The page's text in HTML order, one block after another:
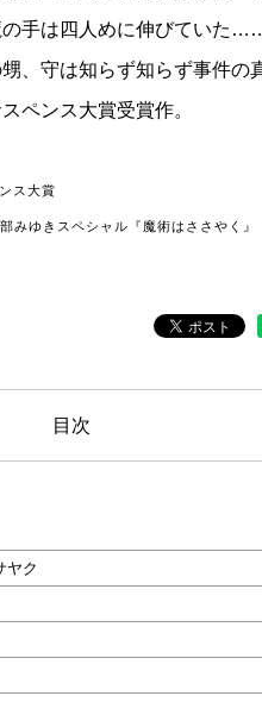
の手は四人めに伸びていた
、守は知らず知らず事件の
ペンス大賞受賞作。
ス大賞
みゆきスペシャル『魔術はささやく』
目次
ヤク